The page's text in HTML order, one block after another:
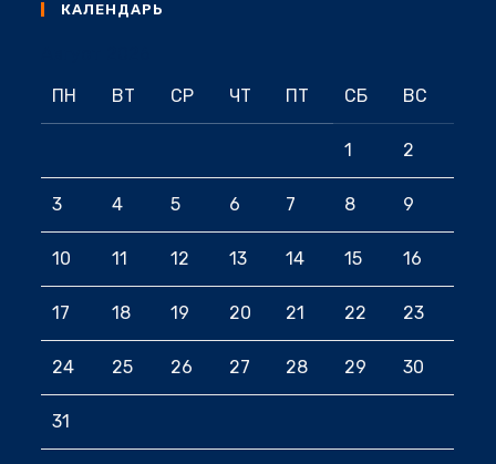
КАЛЕНДАРЬ
ПН
ВТ СР ЧТ ПТ СБ ВС
1 2
3 4 5 6 7 8 9
10 11 12 13 14 15 16
17 18 19 20 21 22 23
24 25 26 27 28 29 30
31